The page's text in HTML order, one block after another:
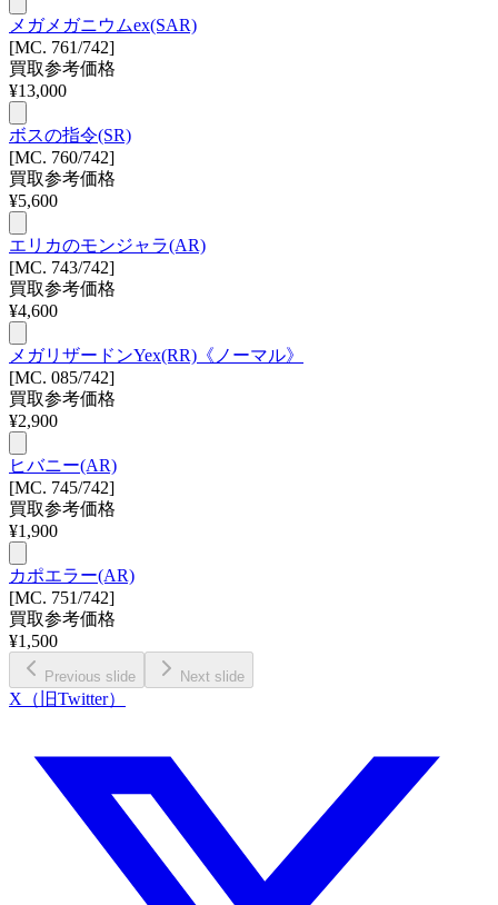
メガメガニウムex(SAR)
[MC. 761/742]
買取参考価格
¥13,000
ボスの指令(SR)
[MC. 760/742]
買取参考価格
¥5,600
エリカのモンジャラ(AR)
[MC. 743/742]
買取参考価格
¥4,600
メガリザードンYex(RR)《ノーマル》
[MC. 085/742]
買取参考価格
¥2,900
ヒバニー(AR)
[MC. 745/742]
買取参考価格
¥1,900
カポエラー(AR)
[MC. 751/742]
買取参考価格
¥1,500
Previous slide Next slide
X（旧Twitter）